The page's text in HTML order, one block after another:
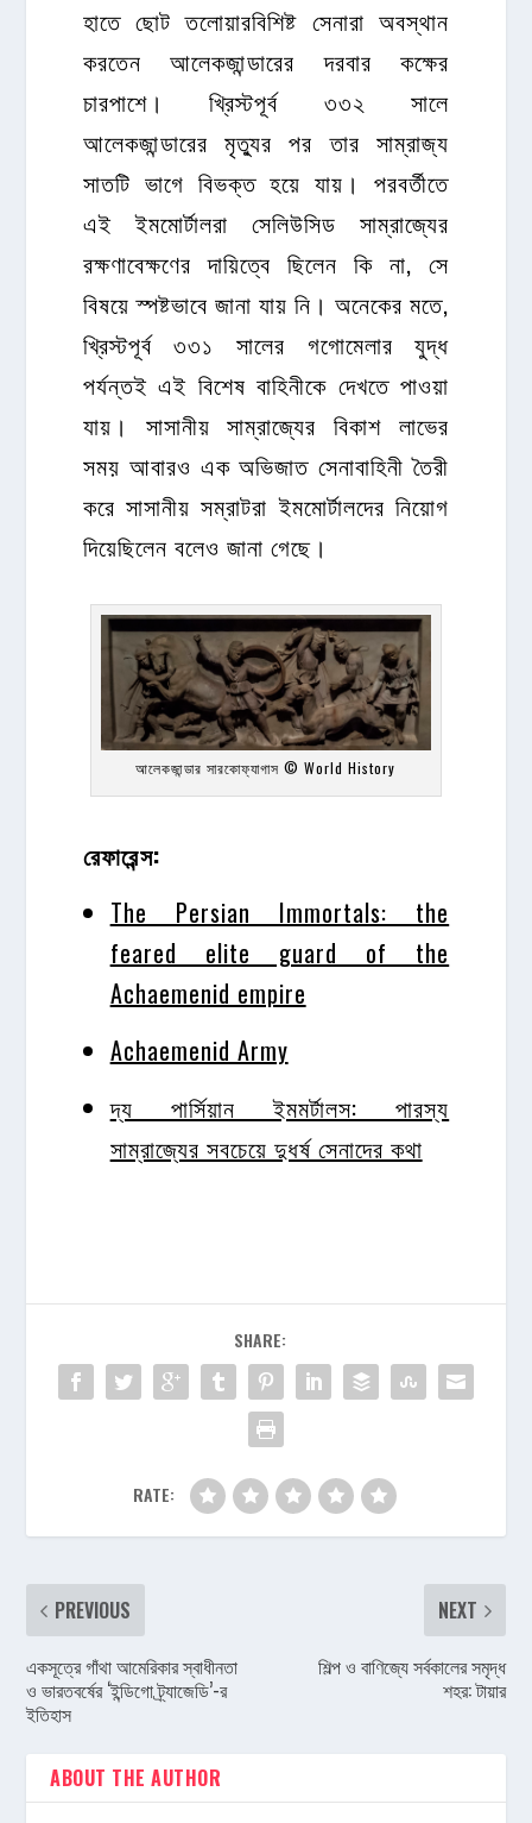
হাতে ছোট তলোয়ারবিশিষ্ট সেনারা অবস্থান
করতেন আলেকজান্ডারের দরবার কক্ষের
চারপাশে। খ্রিস্টপূর্ব ৩৩২ সালে
আলেকজান্ডারের মৃত্যুর পর তার সাম্রাজ্য
সাতটি ভাগে বিভক্ত হয়ে যায়। পরবর্তীতে
এই ইমমোর্টালরা সেলিউসিড সাম্রাজ্যের
রক্ষণাবেক্ষণের দায়িত্বে ছিলেন কি না, সে
বিষয়ে স্পষ্টভাবে জানা যায় নি। অনেকের মতে,
খ্রিস্টপূর্ব ৩৩১ সালের গগোমেলার যুদ্ধ
পর্যন্তই এই বিশেষ বাহিনীকে দেখতে পাওয়া
যায়। সাসানীয় সাম্রাজ্যের বিকাশ লাভের
সময় আবারও এক অভিজাত সেনাবাহিনী তৈরী
করে সাসানীয় সম্রাটরা ইমমোর্টালদের নিয়োগ
দিয়েছিলেন বলেও জানা গেছে।
আলেকজান্ডার সারকোফ্যাগাস © World History
রেফারেন্স:
The Persian Immortals: the
feared elite guard of the
Achaemenid empire
Achaemenid Army
দ্য পার্সিয়ান ইমমর্টালস: পারস্য
সাম্রাজ্যের সবচেয়ে দুধর্ষ সেনাদের কথা
SHARE:
RATE:
PREVIOUS
একসূত্রে গাঁথা আমেরিকার স্বাধীনতা
ও ভারতবর্ষের ‘ইন্ডিগো ট্র্যাজেডি’-র
ইতিহাস
NEXT
শিল্প ও বাণিজ্যে সর্বকালের সমৃদ্ধ
শহর: টায়ার
ABOUT THE AUTHOR